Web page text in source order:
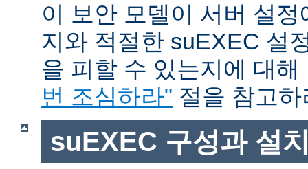
이 보안 모델이 서버 설
지와 적절한 suEXEC 설
을 피할 수 있는지에 대
번 조심하라" 절을 참고하
suEXEC 구성과 설